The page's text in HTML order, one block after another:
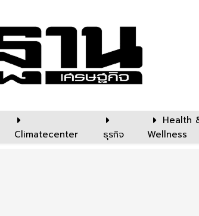
Climatecenter ธุรกิจ
Health
Wellness